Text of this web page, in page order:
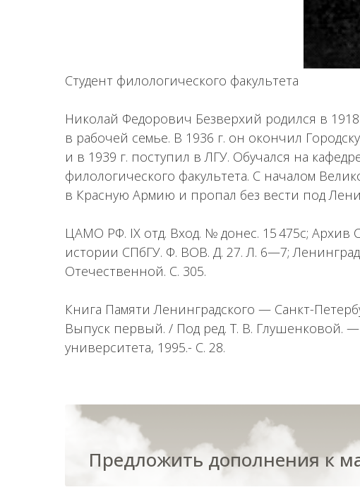
Студент филологического факультета
Николай Федорович Безверхий родился в
в рабочей семье. В 1936 г. он окончил
и в 1939 г. поступил в ЛГУ. Обучался на
филологического факультета. С началом
в Красную Армию и пропал без вести под
ЦАМО РФ. IX отд. Вход. № донес. 15 475с; Архив
истории СПбГУ. Ф. ВОВ. Д. 27. Л. 6—7;
Отечественной. С. 305.
Книга Памяти Ленинградского — Санкт-
Выпуск первый. / Под ред. Т. В. Глушенковой. —
университета, 1995.- С. 28.
Предложить дополнения к